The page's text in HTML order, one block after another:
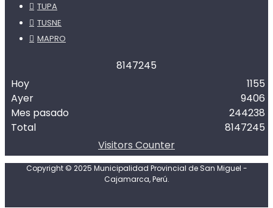
TUPA
TUSNE
MAPRO
8147245
Hoy
Ayer
Mes pasado
Total
1155
9406
244238
8147245
Visitors Counter
Copyright © 2025 Municipalidad Provincial de San Miguel -
Cajamarca, Perú.